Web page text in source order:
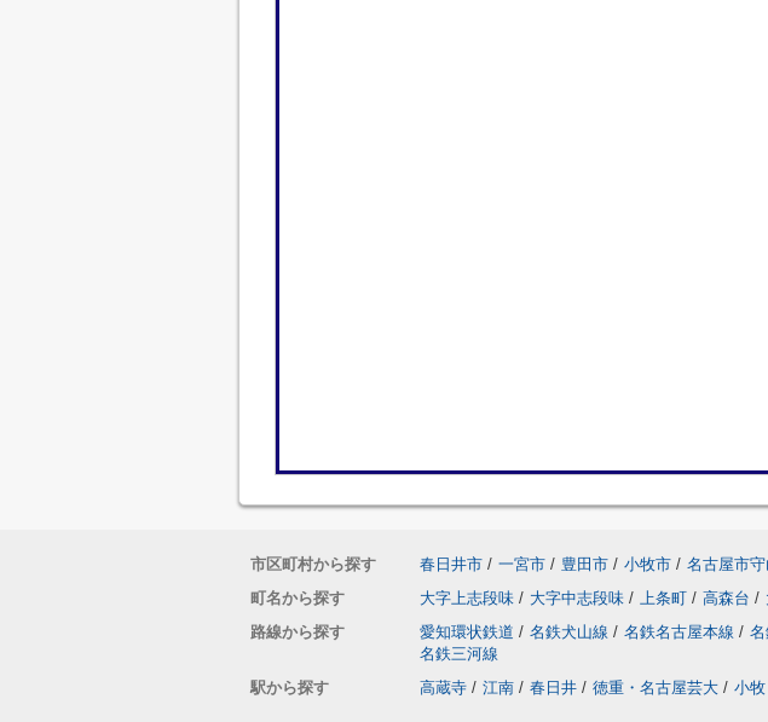
市区町村から探す 春日井市 / 一宮市 / 豊田市 / 小牧市 / 名古屋市
町名から探す
大字上志段味 / 大字中志段味 / 上条町 / 高森台 /
路線から探す
愛知環状鉄道 / 名鉄犬山線 / 名鉄名古屋本線 /
名鉄三河線
駅から探す
高蔵寺 / 江南 / 春日井 / 徳重・名古屋芸大 / 小牧